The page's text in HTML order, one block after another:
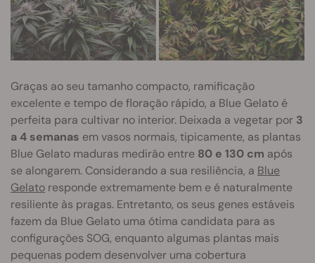
Graças ao seu tamanho compacto, ramificação
excelente e tempo de floração rápido, a Blue Gelato é
perfeita para cultivar no interior. Deixada a vegetar por 3
a 4 semanas em vasos normais, tipicamente, as plantas
Blue Gelato maduras medirão entre 80 e 130 cm após
se alongarem. Considerando a sua resiliência, a Blue
Gelato responde extremamente bem e é naturalmente
resiliente às pragas. Entretanto, os seus genes estáveis
fazem da Blue Gelato uma ótima candidata para as
configurações SOG, enquanto algumas plantas mais
pequenas podem desenvolver uma cobertura